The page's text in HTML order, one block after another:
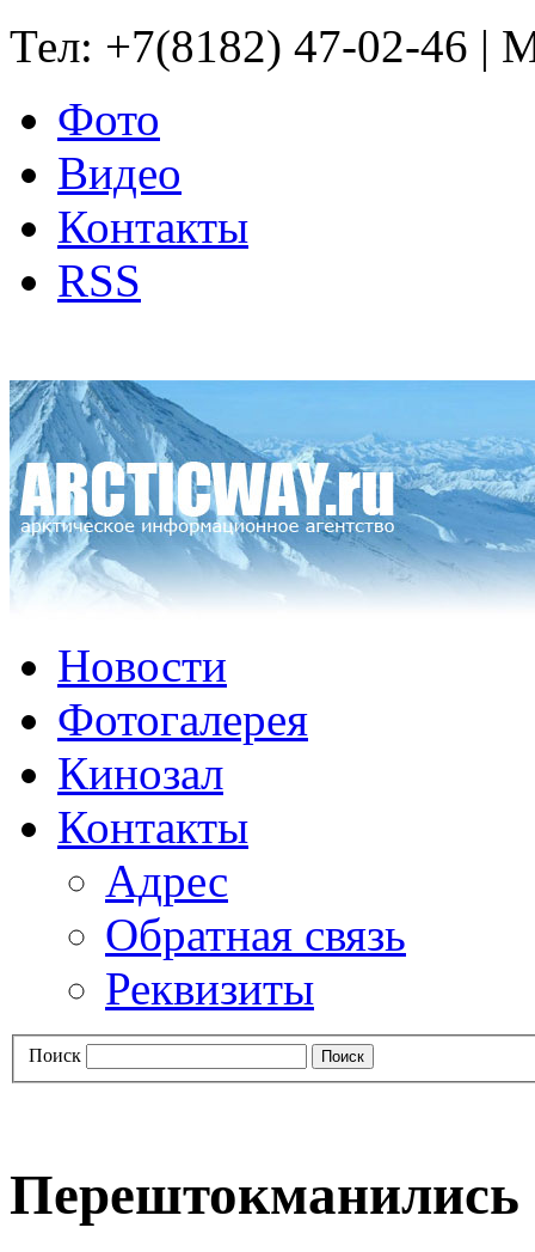
Тел: +7(8182) 47-02-46 |
Фото
Видео
Контакты
RSS
Новости
Фотогалерея
Кинозал
Контакты
Адрес
Обратная связь
Реквизиты
Поиск
Перештокманились